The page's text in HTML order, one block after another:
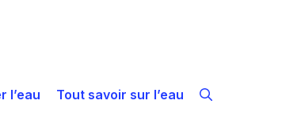
l’eau Tout savoir sur l’eau